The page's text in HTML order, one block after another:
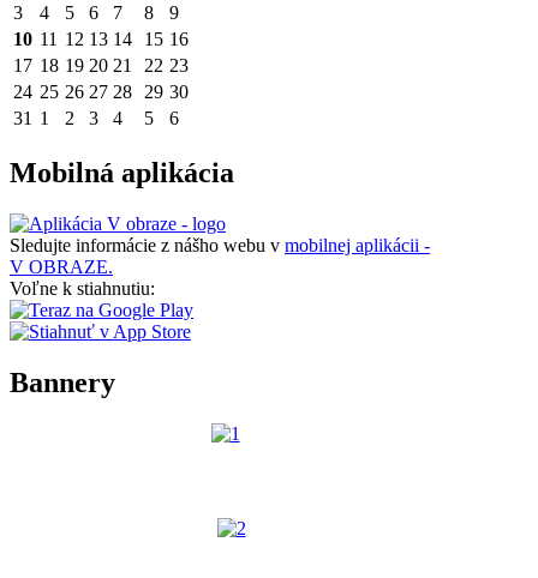
3
4 5 6 7 8
9
10 11 12 13 14 15 16
17 18 19 20 21 22 23
24 25 26 27 28 29 30
31 1 2 3 4 5 6
Mobilná aplikácia
Sledujte informácie z nášho webu v mobilnej aplikácii -
V OBRAZE.
Voľne k stiahnutiu:
Bannery